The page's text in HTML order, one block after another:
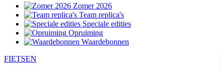
Zomer 2026
Team replica's
Speciale edities
Opruiming
Waardebonnen
FIETSEN